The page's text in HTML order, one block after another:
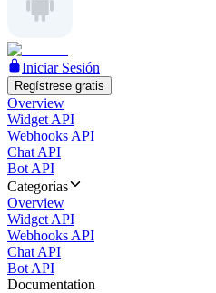
Iniciar Sesión
Regístrese gratis
Overview
Widget API
Webhooks API
Chat API
Bot API
Categorías
Overview
Widget API
Webhooks API
Chat API
Bot API
Documentation